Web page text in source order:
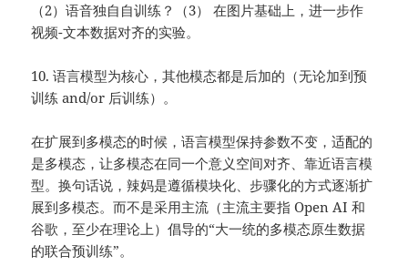
（2）语音独自自训练？（3） 在图片基础上，进一步作
视频-文本数据对齐的实验。
10. 语言模型为核心，其他模态都是后加的（无论加到预
训练 and/or 后训练）。
在扩展到多模态的时候，语言模型保持参数不变，适配的
是多模态，让多模态在同一个意义空间对齐、靠近语言模
型。换句话说，辣妈是遵循模块化、步骤化的方式逐渐扩
展到多模态。而不是采用主流（主流主要指 Open AI 和
谷歌，至少在理论上）倡导的“大一统的多模态原生数据
的联合预训练”。